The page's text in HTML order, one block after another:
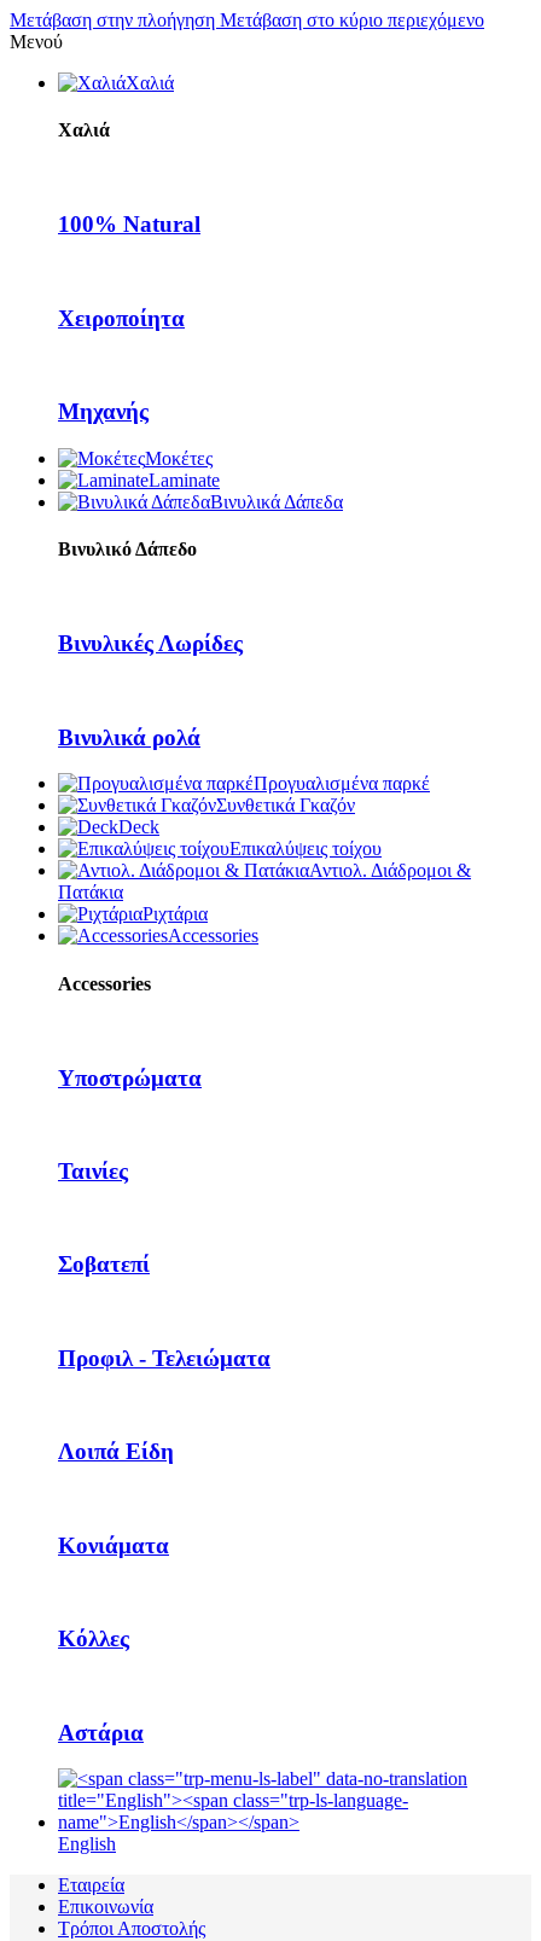
Μετάβαση στην πλοήγηση Μετάβαση στο κύριο περιεχόμενο
Μενού
Χαλιά
Χαλιά
100% Natural
Χειροποίητα
Μηχανής
Μοκέτες
Laminate
Βινυλικά Δάπεδα
Βινυλικό Δάπεδο
Βινυλικές Λωρίδες
Βινυλικά ρολά
Προγυαλισμένα παρκέ
Συνθετικά Γκαζόν
Deck
Επικαλύψεις τοίχου
Αντιολ. Διάδρομοι &
Πατάκια
Ριχτάρια
Accessories
Accessories
Υποστρώματα
Ταινίες
Σοβατεπί
Προφιλ - Τελειώματα
Λοιπά Είδη
Κονιάματα
Κόλλες
Αστάρια
English
Εταιρεία
Επικοινωνία
Τρόποι Αποστολής